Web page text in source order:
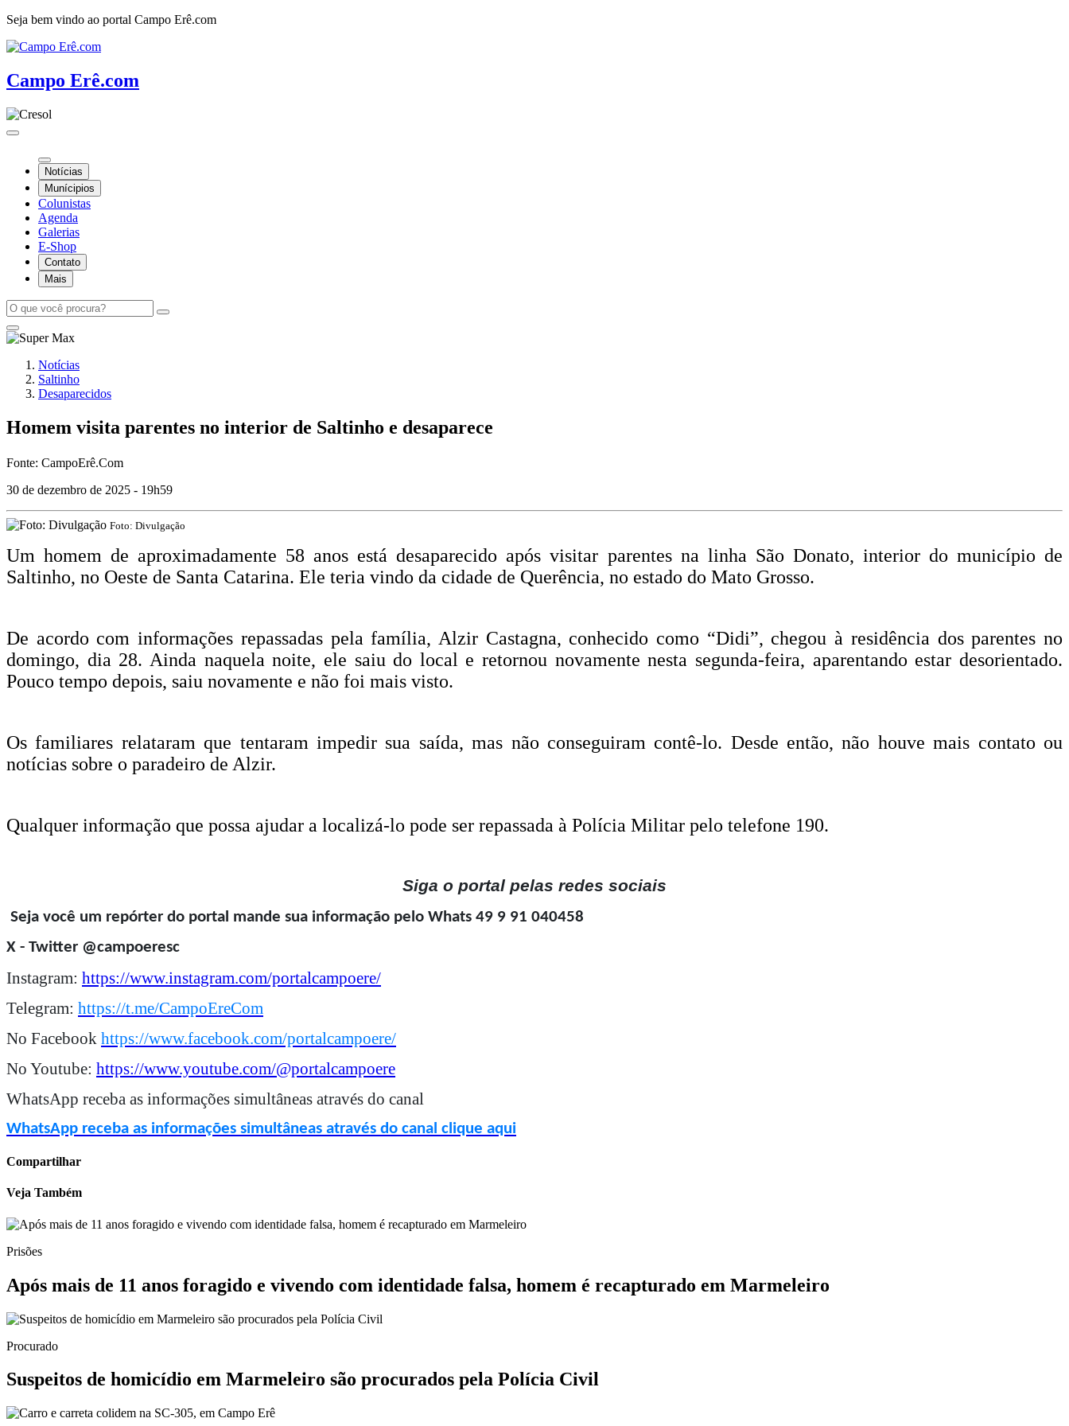
Seja bem vindo ao portal Campo Erê.com
Campo Erê.com
Notícias
Munícipios
Colunistas
Agenda
Galerias
E-Shop
Contato
Mais
Notícias
Saltinho
Desaparecidos
Homem visita parentes no interior de Saltinho e desaparece
Fonte: CampoErê.Com
30 de dezembro de 2025 - 19h59
Foto: Divulgação
Um homem de aproximadamente 58 anos está desaparecido após visitar parentes na linha São Donato, interior do município de
Saltinho, no Oeste de Santa Catarina. Ele teria vindo da cidade de Querência, no estado do Mato Grosso.
De acordo com informações repassadas pela família, Alzir Castagna, conhecido como “Didi”, chegou à residência dos parentes no
domingo, dia 28. Ainda naquela noite, ele saiu do local e retornou novamente nesta segunda-feira, aparentando estar desorientado.
Pouco tempo depois, saiu novamente e não foi mais visto.
Os familiares relataram que tentaram impedir sua saída, mas não conseguiram contê-lo. Desde então, não houve mais contato ou
notícias sobre o paradeiro de Alzir.
Qualquer informação que possa ajudar a localizá-lo pode ser repassada à Polícia Militar pelo telefone 190.
Siga o portal pelas redes sociais
Seja você um repórter do portal mande sua informação pelo Whats 49 9 91 040458
X - Twitter @campoeresc
Instagram: https://www.instagram.com/portalcampoere/
Telegram: https://t.me/CampoEreCom
No Facebook https://www.facebook.com/portalcampoere/
No Youtube: https://www.youtube.com/@portalcampoere
WhatsApp receba as informações simultâneas através do canal
WhatsApp receba as informações simultâneas através do canal clique aqui
Compartilhar
Veja Também
Prisões
Após mais de 11 anos foragido e vivendo com identidade falsa, homem é recapturado em Marmeleiro
Procurado
Suspeitos de homicídio em Marmeleiro são procurados pela Polícia Civil